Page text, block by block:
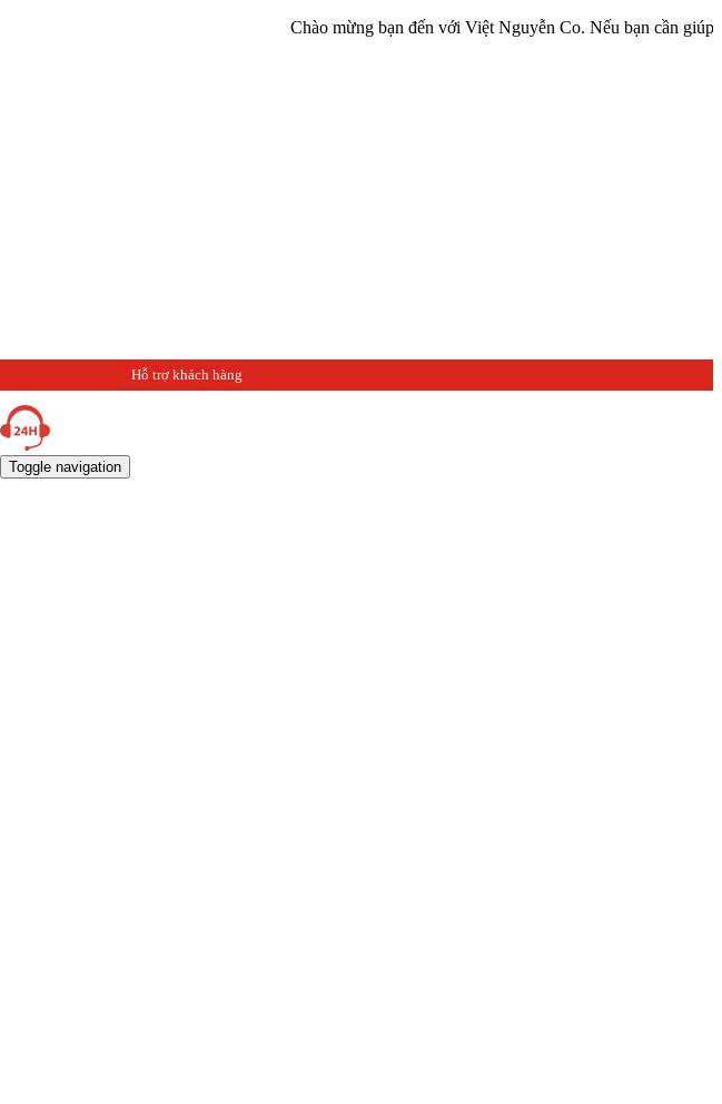
Chào mừng bạn đến với Việt Nguyễn Co. Nếu bạn cần giúp đỡ hãy
Hỗ trợ khách hàng
Toggle navigation